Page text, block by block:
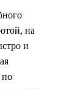
на
и
по